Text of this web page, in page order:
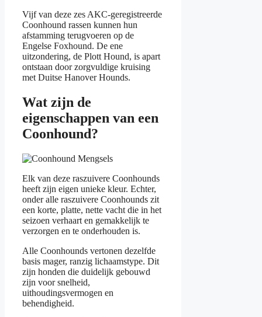
Vijf van deze zes AKC-geregistreerde
Coonhound rassen kunnen hun
afstamming terugvoeren op de
Engelse Foxhound. De ene
uitzondering, de Plott Hound, is apart
ontstaan door zorgvuldige kruising
met Duitse Hanover Hounds.
Wat zijn de
eigenschappen van een
Coonhound?
Elk van deze raszuivere Coonhounds
heeft zijn eigen unieke kleur. Echter,
onder alle raszuivere Coonhounds zit
een korte, platte, nette vacht die in het
seizoen verhaart en gemakkelijk te
verzorgen en te onderhouden is.
Alle Coonhounds vertonen dezelfde
basis mager, ranzig lichaamstype. Dit
zijn honden die duidelijk gebouwd
zijn voor snelheid,
uithoudingsvermogen en
behendigheid.